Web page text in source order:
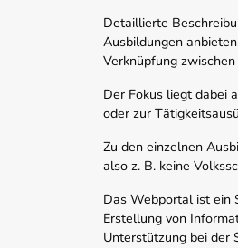
Detaillierte
Ausbildungen
Verknüpfung
Der Fokus liegt dabei
oder zur
Zu den einzelnen
also z. B. keine
Das Webportal ist ein
Erstellung von
Unterstützung bei der